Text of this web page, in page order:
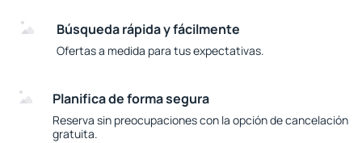
Búsqueda rápida y fácilmente
Ofertas a medida para tus expectativas.
Planifica de forma segura
Reserva sin preocupaciones con la opción de cancelación
gratuita.